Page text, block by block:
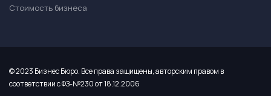
Стоимость бизнеса
© 2023 Бизнес Бюро. Все права защищены, авторским правом в
соответствии с ФЗ-№230 от 18.12.2006